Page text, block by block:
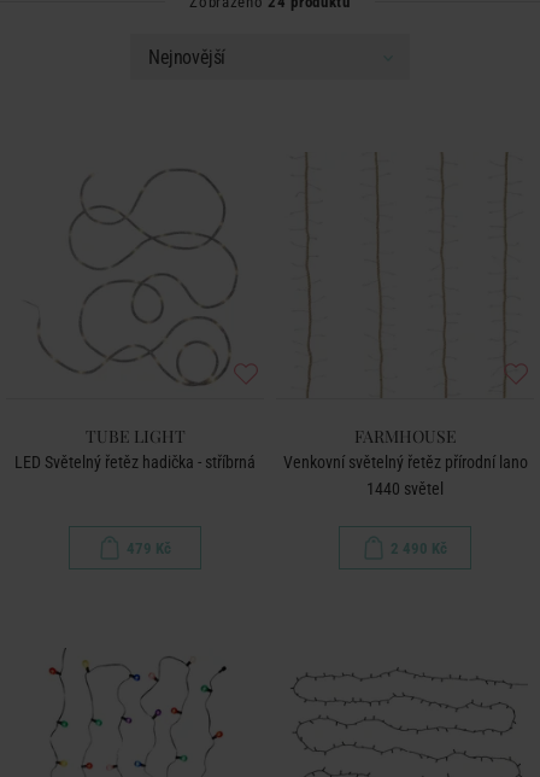
TUBE LIGHT
LED Světelný řetěz hadička - stříbrná
479 Kč
FARMHOUSE
Venkovní světelný řetěz přírodní lano
1440 světel
2 490 Kč